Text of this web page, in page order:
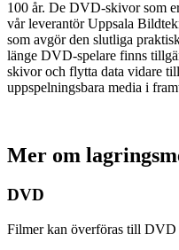
100 år. De DVD-skivor som
vår leverantör Uppsala
som avgör den slutliga
länge DVD-spelare finns
skivor och flytta data vidare
uppspelningsbara media i
Mer om
DVD
Filmer kan överföras till DVD